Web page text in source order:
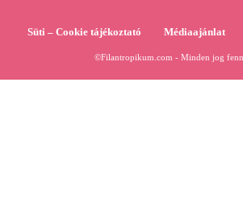
Süti – Cookie tájékoztató Médiaajánlat
©Filantropikum.com - Minden jog